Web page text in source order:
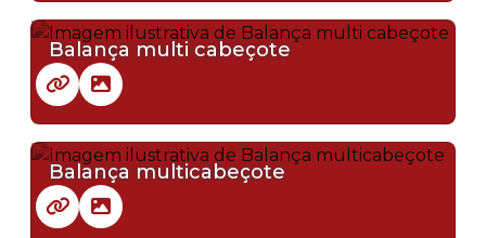
Balança multi cabeçote
Balança multicabeçote